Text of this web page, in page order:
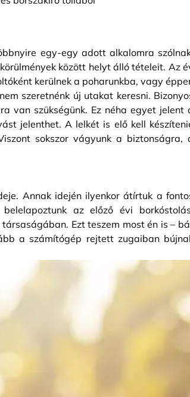
egy-egy adott alkalomra
között helyt álló tételeit. Az
kerülnek a poharunkba, vagy
szeretnénk új utakat keresni.
van szükségünk. Ez néha egyet jelent
jelenthet. A lelkét is elő kell
sokszor vágyunk a biztonságra,
Annak idején ilyenkor átírtuk a
az előző évi
Ezt teszem most én is –
a számítógép rejtett zugaiban